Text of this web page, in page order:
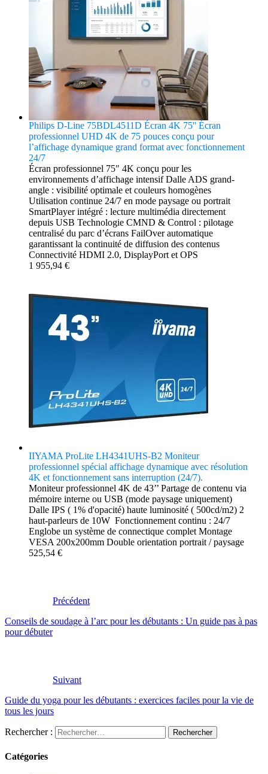
Philips D-Line 75BDL4511D Écran 4K 75'' Écran
professionnel UHD 4K de 75 pouces conçu pour
l’affichage dynamique grand format avec fonctionnement
24/7
Écran professionnel 75" 4K conçu pour les
environnements d’affichage intensif Dalle ADS grand-
angle : visibilité optimale et couleurs homogènes
Utilisation continue 24/7 en mode paysage ou portrait
SmartPlayer intégré : lecture multimédia directement
depuis USB Technologie CMND & Control : pilotage
centralisé du parc d’écrans FailOver automatique
garantissant la continuité de diffusion des contenus
Connectivité HDMI 2.0, DisplayPort et OPS
1 955,94 €
IIYAMA ProLite LH4341UHS-B2 Moniteur
professionnel spécial affichage dynamique avec résolution
4K et fonctionnement sans interruption (24/7).
Moniteur professionnel 4K de 43’’ Partage de contenu via
mémoire interne ou USB (mode paysage uniquement)
Dalle IPS ( 1% d'opacité) haute luminosité ( 500cd/m2) 2
haut-parleurs de 10W Fonctionnement continu : 24/7
Englobe un système de connectique complet Montage
VESA 200x200mm Double orientation portrait / paysage
525,54 €
Précédent
Conseils de soudage à l’arc pour les débutants : Un guide pas à pas
pour débuter
Suivant
Guide du yoga pour les débutants : exercices faciles pour la vie de
tous les jours
Rechercher :
Catégories